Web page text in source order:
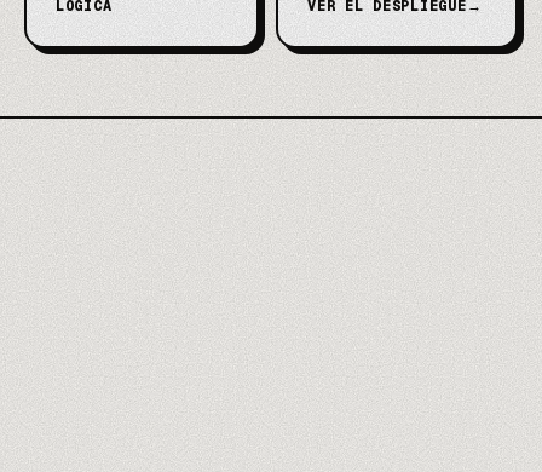
LÓGICA VER EL DESPLIEGUE→